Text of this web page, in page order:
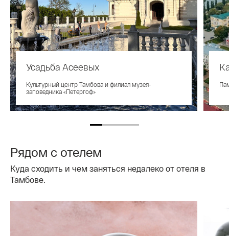
Усадьба Асеевых
Культурный центр Тамбова и филиал музея-
заповедника «Петергоф»
Рядом с отелем
Куда сходить и чем заняться недалеко от отеля в
Тамбове.